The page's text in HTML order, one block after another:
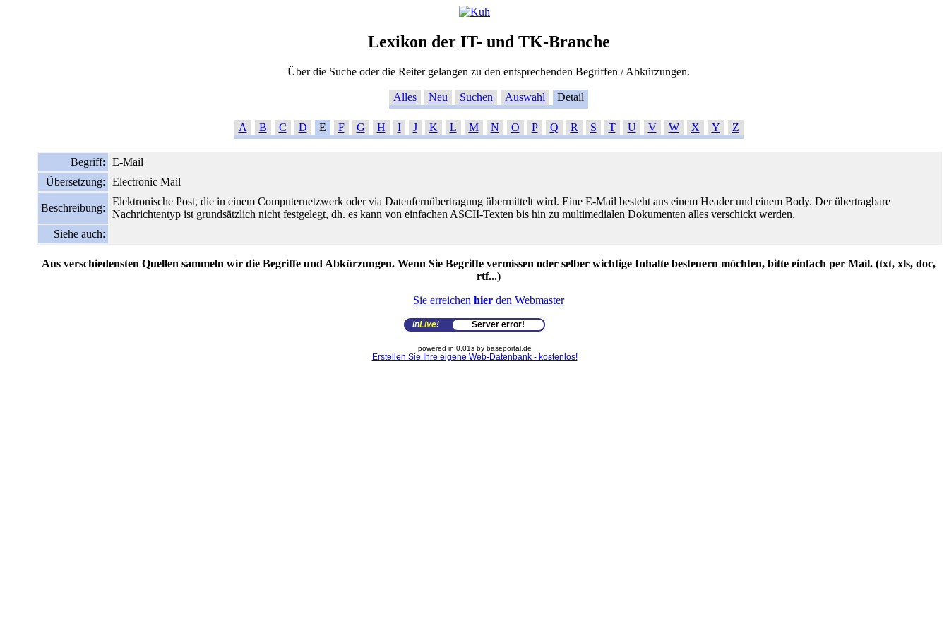
Lexikon der IT- und TK-Branche
Über die Suche oder die Reiter gelangen zu den entsprechenden Begriffen / Abkürzungen.
Alles Neu Suchen Auswahl Detail
A B C D E F G H I J K L M N O P Q R S T U V W X Y Z
Begriff:
E-Mail
Übersetzung:
Electronic Mail
Beschreibung:
Elektronische Post, die in einem Computernetzwerk oder via Datenfernübertragung übermittelt wird. Eine E-Mail besteht aus einem Header und einem Body. Der übertragbare
Nachrichtentyp ist grundsätzlich nicht festgelegt, dh. es kann von einfachen ASCII-Texten bis hin zu multimedialen Dokumenten alles verschickt werden.
Siehe auch:
Aus verschiedensten Quellen sammeln wir die Begriffe und Abkürzungen. Wenn Sie Begriffe vermissen oder selber wichtige Inhalte besteuern möchten, bitte einfach per Mail. (txt, xls, doc,
rtf...)
Sie erreichen hier den Webmaster
InLive! Server error!
powered in 0.01s by baseportal.de
Erstellen Sie Ihre eigene Web-Datenbank - kostenlos!